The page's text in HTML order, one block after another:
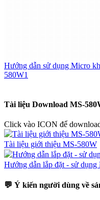
Hướng dẫn sử dụng Micro
580W1
Tài liệu Download MS-
Click vào ICON để
Tài liệu giới thiệu MS-580W
Hướng dẫn lắp đặt - sử
💬 Ý kiến người dùng về